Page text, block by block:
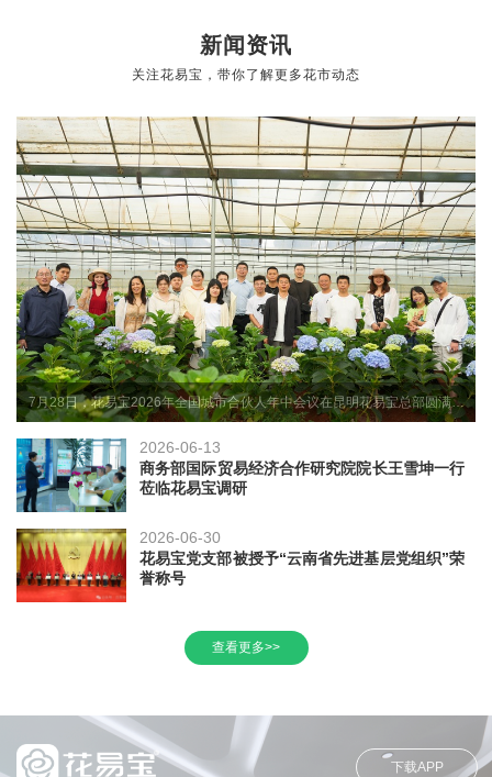
新闻资讯
关注花易宝，带你了解更多花市动态
7月28日，花易宝2026年全国城市合伙人年中会议在昆明花易宝总部圆满举
行。来自全国各省区的城市合伙人代表齐聚春城，围绕"聚势千城·共赢未来"主
题，共商发展大计。
2026-06-13
商务部国际贸易经济合作研究院院长王雪坤一行
莅临花易宝调研
2026-06-30
花易宝党支部被授予“云南省先进基层党组织”荣
誉称号
查看更多>>
下载APP